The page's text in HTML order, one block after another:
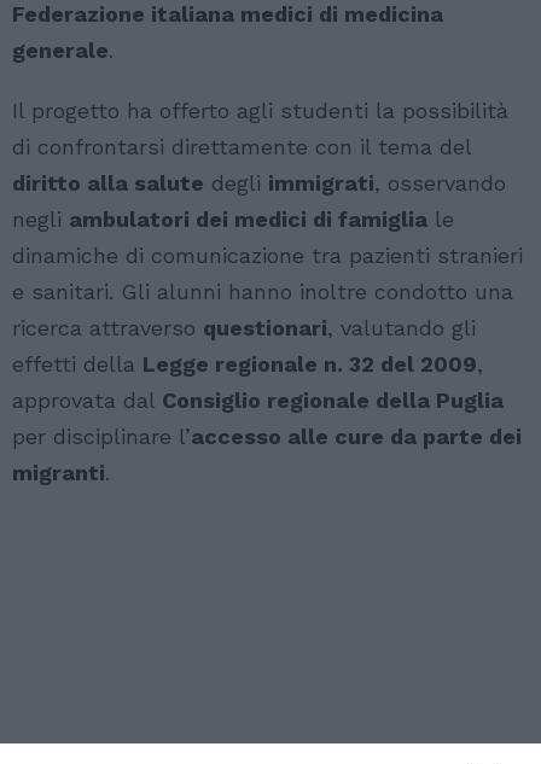
Federazione italiana medici di medicina
generale.
Il progetto ha offerto agli studenti la possibilità
di confrontarsi direttamente con il tema del
diritto alla salute degli immigrati, osservando
negli ambulatori dei medici di famiglia le
dinamiche di comunicazione tra pazienti stranieri
e sanitari. Gli alunni hanno inoltre condotto una
ricerca attraverso questionari, valutando gli
effetti della Legge regionale n. 32 del 2009,
approvata dal Consiglio regionale della Puglia
per disciplinare l’accesso alle cure da parte dei
migranti.